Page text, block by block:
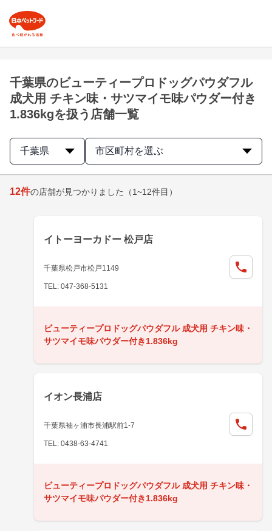
千葉県のビューティープロドッグパウダフル
成犬用 チキン味・サツマイモ味パウダー付き
1.836kgを扱う店舗一覧
千葉県 市区町村を選ぶ
12件の店舗が見つかりました （1~12件目）
イトーヨーカドー 松戸店
千葉県松戸市松戸1149
TEL: 047-368-5131
ビューティープロドッグパウダフル 成犬用 チキン味・
サツマイモ味パウダー付き1.836kg
イオン長浦店
千葉県袖ヶ浦市長浦駅前1-7
TEL: 0438-63-4741
ビューティープロドッグパウダフル 成犬用 チキン味・
サツマイモ味パウダー付き1.836kg